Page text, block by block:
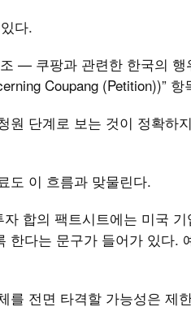
다.
— 쿠팡과 관련한 한국의 행
Coupang (Petition))”
원 단계로 보는 것이 정확하
도 이 흐름과 맞물린다.
합의 팩트시트에는 미국
다는 문구가 들어가 있다.
를 전면 타격할 가능성은 제